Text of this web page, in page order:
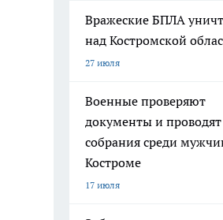
Вражеские БПЛА
над Костромской
27 июля
Военные проверяют
документы и проводят
собрания среди
Костроме
17 июля